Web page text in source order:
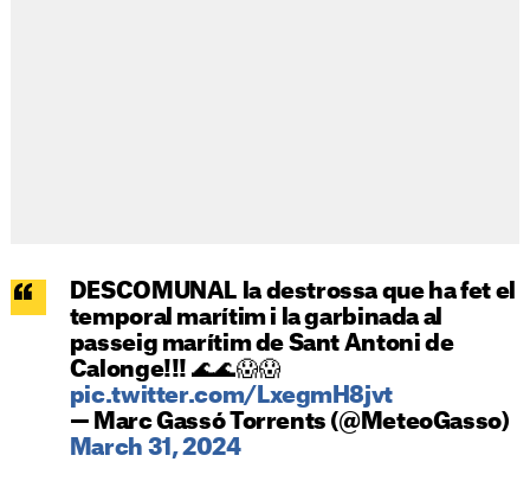
DESCOMUNAL la destrossa que ha fet el
temporal marítim i la garbinada al
passeig marítim de Sant Antoni de
Calonge!!! 🌊🌊😱😱
pic.twitter.com/LxegmH8jvt
— Marc Gassó Torrents (@MeteoGasso)
March 31, 2024